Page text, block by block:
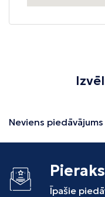
Neviens
Īpašie